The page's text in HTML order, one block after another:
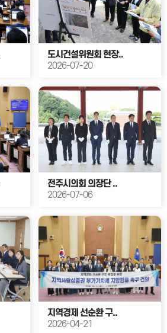
도시건설위원회 현장..
2026-07-20
전주시의회 의장단 ..
2026-07-06
지역경제 선순환 구..
2026-04-21